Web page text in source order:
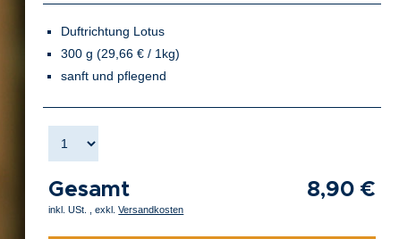
Duftrichtung Lotus
300 g (29,66 € / 1kg)
sanft und pflegend
Gesamt 8,90 €
inkl. USt. ,exkl.Versandkosten